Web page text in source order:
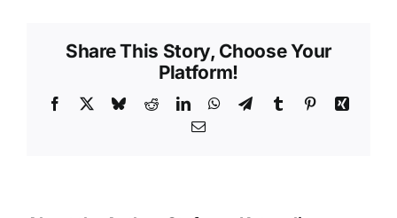
Share This Story, Choose Your
Platform!
Facebook BlueskyRedditLinkedInWhatsApp
TelegramTumblr PinterestXing
Email